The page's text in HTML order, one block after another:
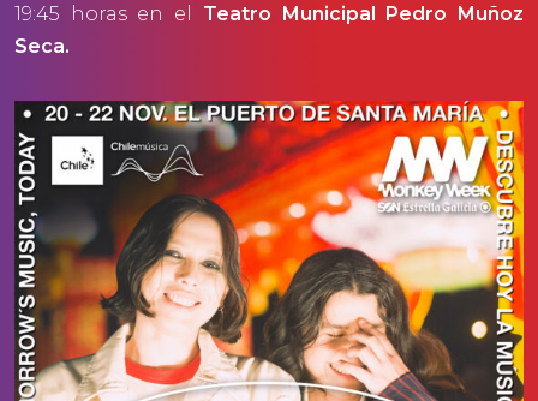
19:45 horas en el Teatro Municipal Pedro Muñoz
Seca.